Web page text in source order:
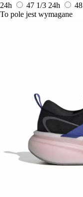
24h
47 1/3 24h 48
To pole jest wymagane